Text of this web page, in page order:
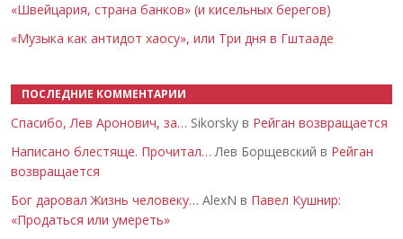
«Швейцария, страна банков» (и кисельных берегов)
«Музыка как антидот хаосу», или Три дня в Гштааде
ПОСЛЕДНИЕ КОММЕНТАРИИ
Спасибо, Лев Аронович, за… Sikorsky в Рейган возвращается
Написано блестяще. Прочитал… Лев Борщевский в Рейган
возвращается
Бог даровал Жизнь человеку… AlexN в Павел Кушнир:
«Продаться или умереть»